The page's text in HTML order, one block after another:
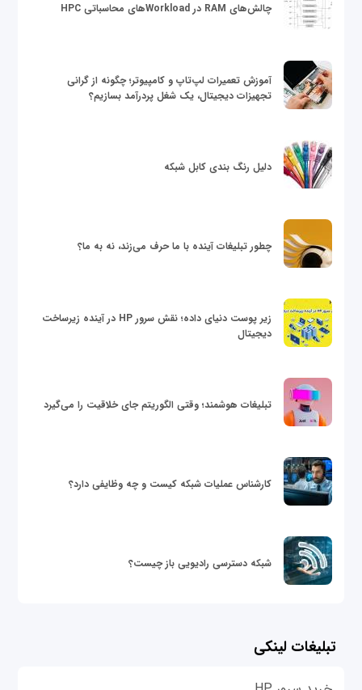
چالش‌های RAM در Workloadهای محاسباتی HPC
آموزش تعمیرات لپ‌تاپ و کامپیوتر؛ چگونه از گرانی
تجهیزات دیجیتال، یک شغل پردرآمد بسازیم؟
دلیل رنگ بندی کابل شبکه
چطور تبلیغات آینده با ما حرف می‌زند، نه به ما؟
زیر پوست دنیای داده؛ نقش سرور HP در آینده زیرساخت
دیجیتال
تبلیغات هوشمند؛ وقتی الگوریتم جای خلاقیت را می‌گیرد
کارشناس عملیات شبکه کیست و چه وظایفی دارد؟
شبکه دسترسی رادیویی باز چیست؟
تبلیغات لینکی